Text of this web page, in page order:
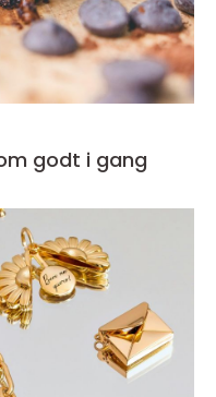
godt i gang